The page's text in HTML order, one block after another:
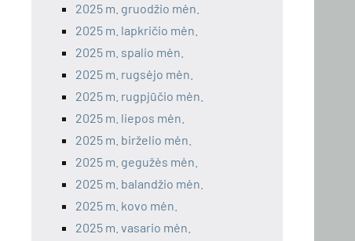
2025 m. gruodžio mėn.
2025 m. lapkričio mėn.
2025 m. spalio mėn.
2025 m. rugsėjo mėn.
2025 m. rugpjūčio mėn.
2025 m. liepos mėn.
2025 m. birželio mėn.
2025 m. gegužės mėn.
2025 m. balandžio mėn.
2025 m. kovo mėn.
2025 m. vasario mėn.